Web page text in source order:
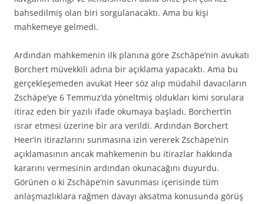
bahsedilmiş olan biri sorgulanacaktı. Ama bu kişi
mahkemeye gelmedi.
Ardından mahkemenin ilk planına göre Zschäpe’nin avukatı
Borchert müvekkili adına bir açıklama yapacaktı. Ama bu
gerçekleşemeden avukat Heer söz alıp müdahil davacıların
Zschäpe’ye 6 Temmuz’da yöneltmiş oldukları kimi sorulara
itiraz eden bir yazılı ifade okumaya başladı. Borchert’in
ısrar etmesi üzerine bir ara verildi. Ardından Borchert
Heer’in itirazlarını sunmasına izin vererek Zschäpe’nin
açıklamasının ancak mahkemenin bu itirazlar hakkında
kararını vermesinin ardından okunacağını duyurdu.
Görünen o ki Zschäpe’nin savunması içerisinde tüm
anlaşmazlıklara rağmen davayı aksatma konusunda görüş